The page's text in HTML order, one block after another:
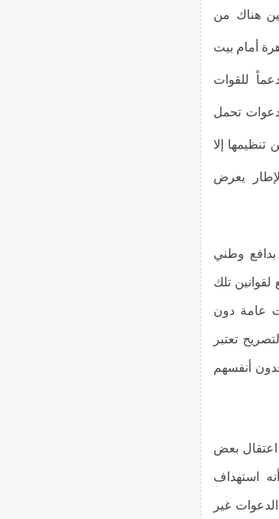
هناك من
أمام بيت
يوم السبت 13 ديسمبر، دعماً للقوات
تحمل
إلا
يعرض
بدافع وطني
تلك
عامة دون
تعتبر
أنفسهم
اعتقال بعض
استهداف
غير